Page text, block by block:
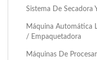
Sistema De Secadora
Máquina Automática
/ Empaquetadora
Máquinas De